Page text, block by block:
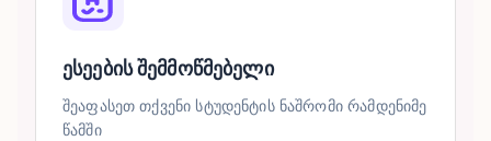
ესეების შემმოწმებელი
შეაფასეთ თქვენი სტუდენტის ნაშრომი რამდენიმე
წამში